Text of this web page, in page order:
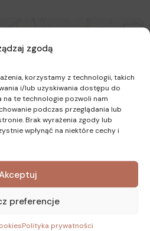
zgodą
korzystamy z technologii, takich
i/lub uzyskiwania dostępu do
na te technologie pozwoli nam
podczas przeglądania lub
Brak wyrażenia zgody lub
wpłynąć na niektóre cechy i
preferencje
Polityka prywatności